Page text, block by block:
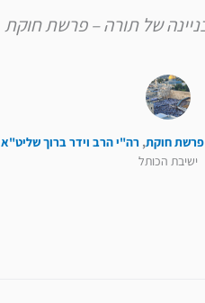
פרשת חוקת, רה"י הרב וידר ברוך שליט"א
ישיבת הכותל